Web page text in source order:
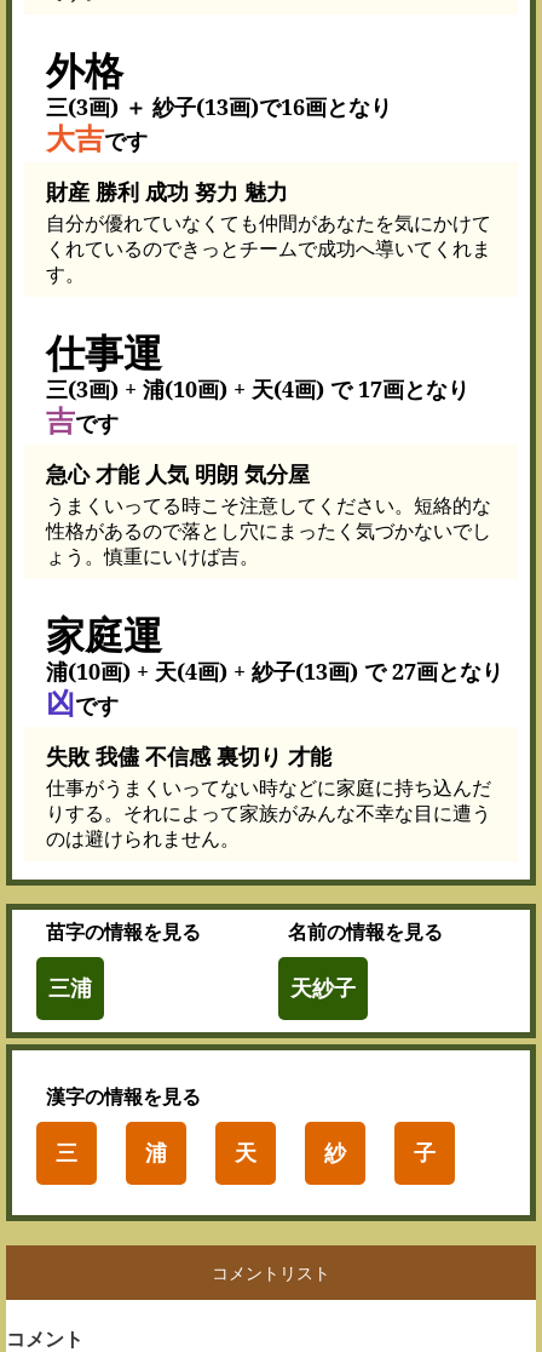
外格
三(3画) ＋ 紗子(13画)で16画となり
大吉です
財産 勝利 成功 努力 魅力
自分が優れていなくても仲間があなたを気にかけて
くれているのできっとチームで成功へ導いてくれま
す。
仕事運
三(3画) + 浦(10画) + 天(4画) で 17画となり
吉です
急心 才能 人気 明朗 気分屋
うまくいってる時こそ注意してください。短絡的な
性格があるので落とし穴にまったく気づかないでし
ょう。慎重にいけば吉。
家庭運
浦(10画) + 天(4画) + 紗子(13画) で 27画となり
凶です
失敗 我儘 不信感 裏切り 才能
仕事がうまくいってない時などに家庭に持ち込んだ
りする。それによって家族がみんな不幸な目に遭う
のは避けられません。
苗字の情報を見る
三浦
名前の情報を見る
天紗子
漢字の情報を見る
三 浦 天 紗 子
コメントリスト
コメント